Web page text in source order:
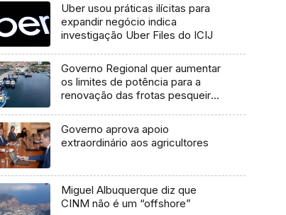
Uber usou práticas ilícitas para
expandir negócio indica
investigação Uber Files do ICIJ
Governo Regional quer aumentar
os limites de potência para a
renovação das frotas pesqueiras
Governo aprova apoio
extraordinário aos agricultores
Miguel Albuquerque diz que
CINM não é um “offshore”